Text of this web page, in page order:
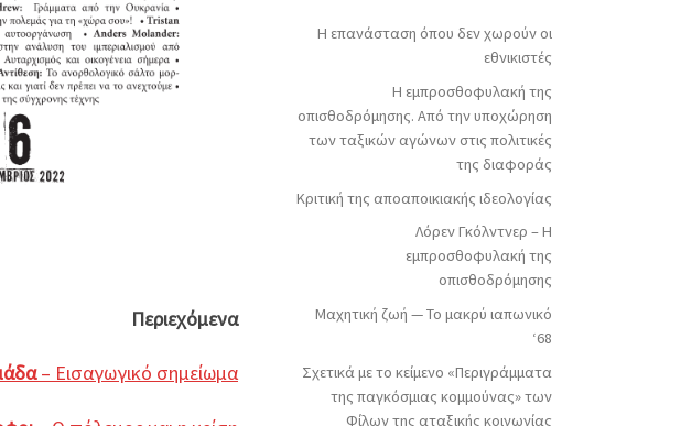
Περιεχόμενα
– Εισαγωγικό σημείωμα
Η επανάσταση όπου δεν χωρούν οι
εθνικιστές
Η εμπροσθοφυλακή της
οπισθοδρόμησης. Από την υποχώρηση
των ταξικών αγώνων στις πολιτικές
της διαφοράς
Κριτική της αποαποικιακής ιδεολογίας
Λόρεν Γκόλντνερ – Η
εμπροσθοφυλακή της
οπισθοδρόμησης
Μαχητική ζωή — Το μακρύ ιαπωνικό
‘68
Σχετικά με το κείμενο «Περιγράμματα
της παγκόσμιας κομμούνας» των
Φίλων της αταξικής κοινωνίας